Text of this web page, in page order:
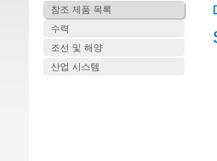
참조 제품 목록
수력
조선 및 해양
산업 시스템